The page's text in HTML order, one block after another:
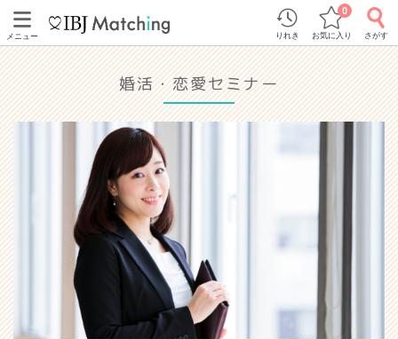
メニュー りれき お気に入り
0
さがす
婚活・恋愛セミナー